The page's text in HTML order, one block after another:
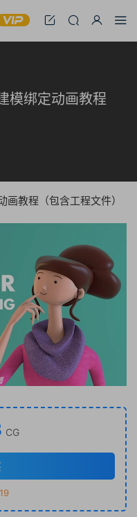
模绑定动画教程
教程（包含工程文件）
CG